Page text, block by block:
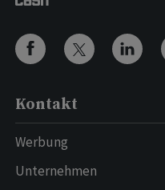
Kontakt
Werbung
Unternehmen